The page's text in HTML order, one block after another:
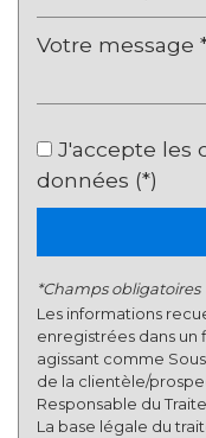
Nombre
Taxe foncière
Habitants de
Habitants de 25 à
Nombre
Familles sans
Familles avec 1
Maisons
J'accepte les
données (*)
*Champs obligatoires
Les informations
enregistrées dans un
agissant comme
de la clientèle/
Responsable du
La base légale du